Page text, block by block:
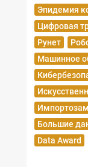
Эпидемия
Цифровая
Рунет
Машинное
Большие
Data Award